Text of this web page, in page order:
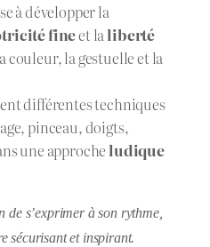
à développer la
fineet laliberté
couleur, la gestuelle et la
différentes techniques
pinceau, doigts,
une approche ludique
s’exprimer à son rythme,
sécurisant et inspirant.